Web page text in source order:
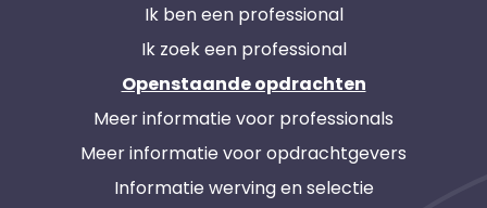
Ik ben een professional
Ik zoek een professional
Openstaande opdrachten
Meer informatie voor professionals
Meer informatie voor opdrachtgevers
Informatie werving en selectie